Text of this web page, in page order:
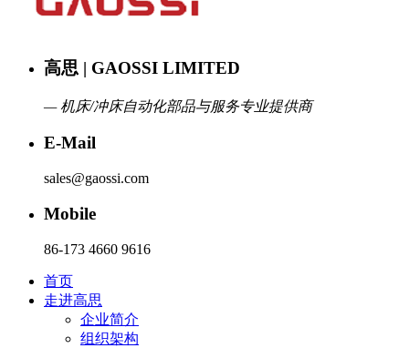
高思 | GAOSSI LIMITED
— 机床/冲床自动化部品与服务专业提供商
E-Mail
sales@gaossi.com
Mobile
86-173 4660 9616
首页
走进高思
企业简介
组织架构